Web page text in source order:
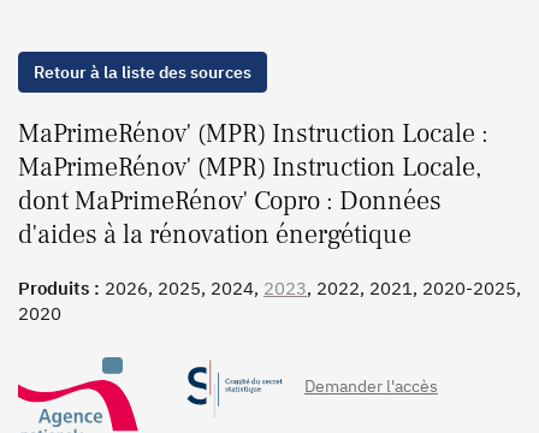
Retour à la liste des sources
MaPrimeRénov' (MPR) Instruction Locale :
MaPrimeRénov' (MPR) Instruction Locale,
dont MaPrimeRénov' Copro : Données
d'aides à la rénovation énergétique
Produits : 2026, 2025, 2024, 2023, 2022, 2021, 2020-2025,
2020
Demander l'accès